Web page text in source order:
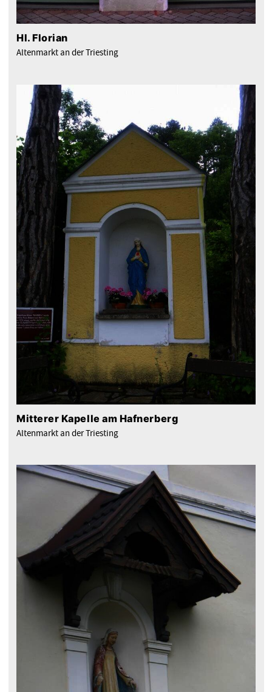
Hl. Florian
Altenmarkt an der Triesting
Mitterer Kapelle am Hafnerberg
Altenmarkt an der Triesting